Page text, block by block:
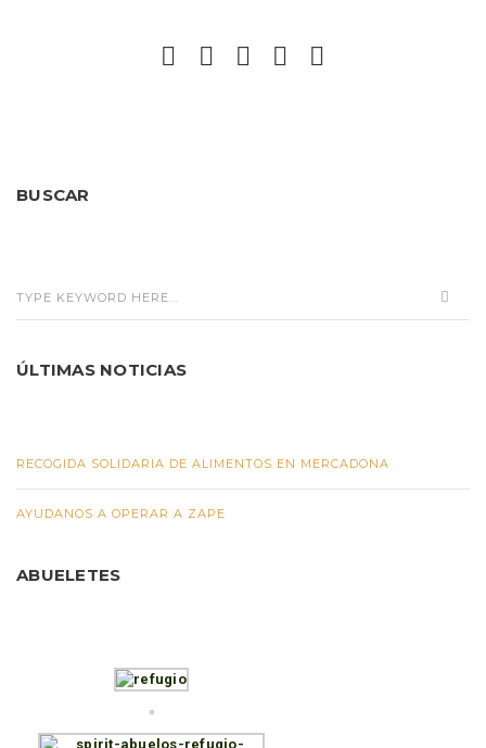
BUSCAR
ÚLTIMAS NOTICIAS
RECOGIDA SOLIDARIA DE ALIMENTOS EN MERCADONA
AYUDANOS A OPERAR A ZAPE
ABUELETES